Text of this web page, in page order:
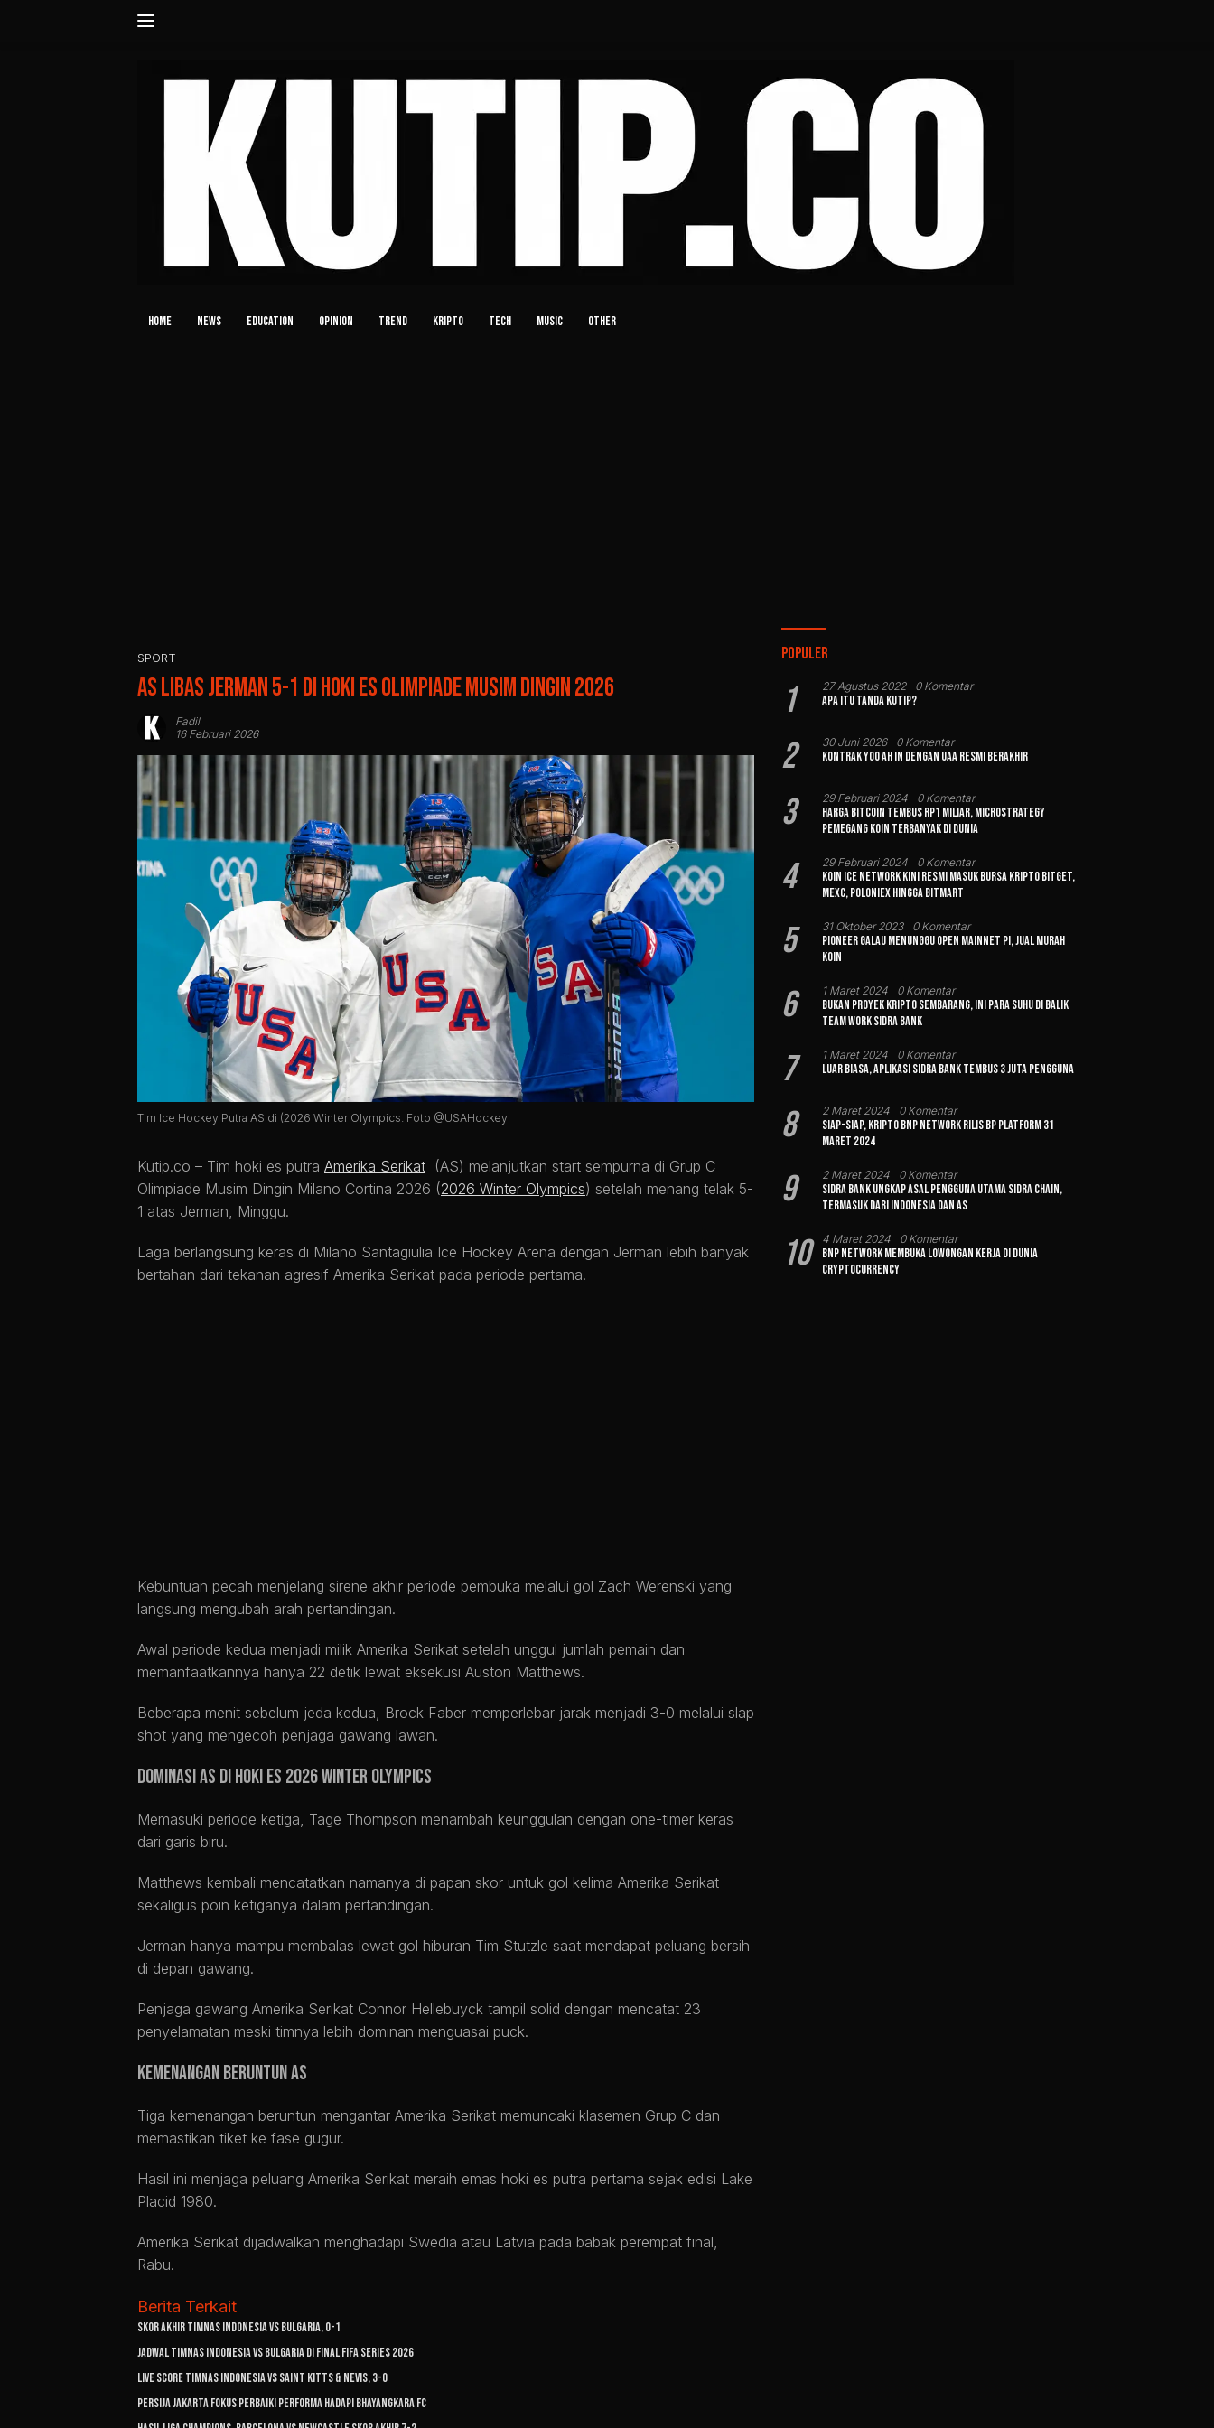
HOME NEWS EDUCATION OPINION TREND KRIPTO TECH MUSIC OTHER
SPORT
AS Libas Jerman 5-1 di Hoki Es Olimpiade Musim Dingin 2026
Fadil
16 Februari 2026
Tim Ice Hockey Putra AS di (2026 Winter Olympics. Foto @USAHockey
Kutip.co – Tim hoki es putra Amerika Serikat (AS) melanjutkan start sempurna di Grup C
Olimpiade Musim Dingin Milano Cortina 2026 (2026 Winter Olympics) setelah menang telak 5-
1 atas Jerman, Minggu.
Laga berlangsung keras di Milano Santagiulia Ice Hockey Arena dengan Jerman lebih banyak
bertahan dari tekanan agresif Amerika Serikat pada periode pertama.
Kebuntuan pecah menjelang sirene akhir periode pembuka melalui gol Zach Werenski yang
langsung mengubah arah pertandingan.
Awal periode kedua menjadi milik Amerika Serikat setelah unggul jumlah pemain dan
memanfaatkannya hanya 22 detik lewat eksekusi Auston Matthews.
Beberapa menit sebelum jeda kedua, Brock Faber memperlebar jarak menjadi 3-0 melalui slap
shot yang mengecoh penjaga gawang lawan.
Dominasi AS di Hoki Es 2026 Winter Olympics
Memasuki periode ketiga, Tage Thompson menambah keunggulan dengan one-timer keras
dari garis biru.
Matthews kembali mencatatkan namanya di papan skor untuk gol kelima Amerika Serikat
sekaligus poin ketiganya dalam pertandingan.
Jerman hanya mampu membalas lewat gol hiburan Tim Stutzle saat mendapat peluang bersih
di depan gawang.
Penjaga gawang Amerika Serikat Connor Hellebuyck tampil solid dengan mencatat 23
penyelamatan meski timnya lebih dominan menguasai puck.
Kemenangan Beruntun AS
Tiga kemenangan beruntun mengantar Amerika Serikat memuncaki klasemen Grup C dan
memastikan tiket ke fase gugur.
Hasil ini menjaga peluang Amerika Serikat meraih emas hoki es putra pertama sejak edisi Lake
Placid 1980.
Amerika Serikat dijadwalkan menghadapi Swedia atau Latvia pada babak perempat final,
Rabu.
Berita Terkait
Skor Akhir Timnas Indonesia vs Bulgaria, 0-1
Jadwal Timnas Indonesia vs Bulgaria di Final FIFA Series 2026
Live Score Timnas Indonesia vs Saint Kitts & Nevis, 3-0
Persija Jakarta Fokus Perbaiki Performa Hadapi Bhayangkara FC
Populer
1 27 Agustus 2022 0 Komentar
Apa Itu Tanda Kutip?
2 30 Juni 2026 0 Komentar
Kontrak Yoo Ah In dengan UAA Resmi Berakhir
3 29 Februari 2024 0 Komentar
Harga Bitcoin Tembus Rp1 Miliar, MicroStrategy
Pemegang Koin Terbanyak di Dunia
4 29 Februari 2024 0 Komentar
Koin Ice Network Kini Resmi Masuk Bursa Kripto Bitget,
MEXC, Poloniex hingga BitMart
5 31 Oktober 2023 0 Komentar
Pioneer Galau Menunggu Open Mainnet Pi, Jual Murah
Koin
6 1 Maret 2024 0 Komentar
Bukan Proyek Kripto Sembarang, Ini Para Suhu di Balik
Team Work Sidra Bank
7 1 Maret 2024 0 Komentar
Luar Biasa, Aplikasi Sidra Bank Tembus 3 Juta Pengguna
8 2 Maret 2024 0 Komentar
Siap-siap, Kripto BNP Network Rilis BP Platform 31
Maret 2024
9 2 Maret 2024 0 Komentar
Sidra Bank Ungkap Asal Pengguna Utama Sidra Chain,
Termasuk dari Indonesia dan AS
10 4 Maret 2024 0 Komentar
BNP Network Membuka Lowongan Kerja di Dunia
Cryptocurrency